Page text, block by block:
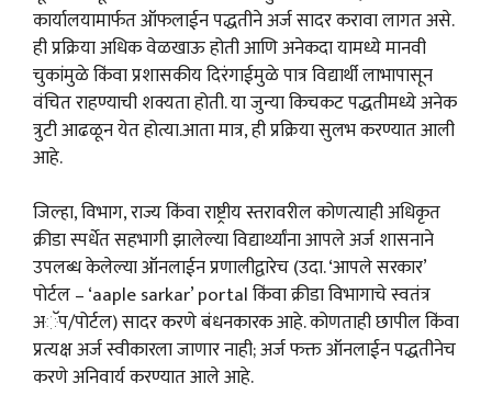
कार्यालयामार्फत ऑफलाईन पद्धतीने अर्ज सादर करावा लागत असे.
ही प्रक्रिया अधिक वेळखाऊ होती आणि अनेकदा यामध्ये मानवी
चुकांमुळे किंवा प्रशासकीय दिरंगाईमुळे पात्र विद्यार्थी लाभापासून
वंचित राहण्याची शक्यता होती. या जुन्या किचकट पद्धतीमध्ये अनेक
त्रुटी आढळून येत होत्या.आता मात्र, ही प्रक्रिया सुलभ करण्यात आली
आहे.
जिल्हा, विभाग, राज्य किंवा राष्ट्रीय स्तरावरील कोणत्याही अधिकृत
क्रीडा स्पर्धेत सहभागी झालेल्या विद्यार्थ्यांना आपले अर्ज शासनाने
उपलब्ध केलेल्या ऑनलाईन प्रणालीद्वारेच (उदा. ‘आपले सरकार’
पोर्टल – ‘aaple sarkar’ portal किंवा क्रीडा विभागाचे स्वतंत्र
अॅप/पोर्टल) सादर करणे बंधनकारक आहे. कोणताही छापील किंवा
प्रत्यक्ष अर्ज स्वीकारला जाणार नाही; अर्ज फक्त ऑनलाईन पद्धतीनेच
करणे अनिवार्य करण्यात आले आहे.